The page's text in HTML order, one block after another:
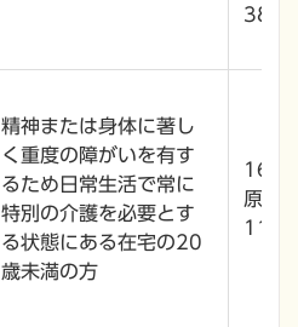
精神または身体に著し
く重度の障がいを有す
るため日常生活で常に
特別の介護を必要とす
る状態にある在宅の20
歳未満の方
原則
11月